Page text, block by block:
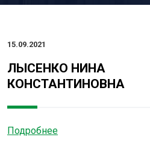
15.09.2021
ЛЫСЕНКО НИНА
КОНСТАНТИНОВНА
Подробнее